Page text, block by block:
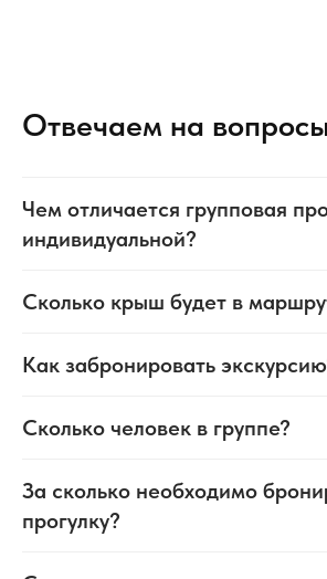
Отвечаем на вопросы
Чем отличается групповая
индивидуальной?
Сколько крыш будет в
Как забронировать
Сколько человек в группе?
За сколько необходимо
прогулку?